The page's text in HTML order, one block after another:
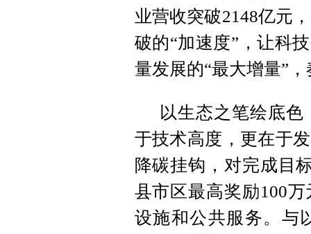
业营收突破2148亿元
破的“加速度”，让科
量发展的“最大增量”
以生态之笔绘底
于技术高度，更在于
降碳挂钩，对完成目
县市区最高奖励100
设施和公共服务。与